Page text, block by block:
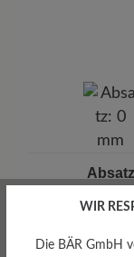
Absatz
0 mm
WIR
Die BÄR GmbH